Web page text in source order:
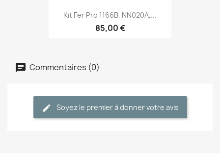
Kit Fer Pro 1166B, NN020A,...
85,00 €
Commentaires (0)
Soyez le premier à donner votre avis